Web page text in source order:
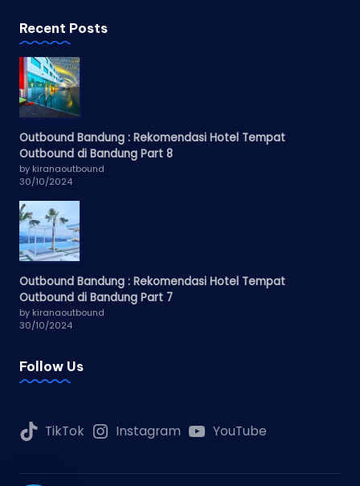
Recent Posts
Outbound Bandung : Rekomendasi Hotel Tempat
Outbound di Bandung Part 8
by kiranaoutbound
30/10/2024
Outbound Bandung : Rekomendasi Hotel Tempat
Outbound di Bandung Part 7
by kiranaoutbound
30/10/2024
Follow Us
TikTok Instagram YouTube